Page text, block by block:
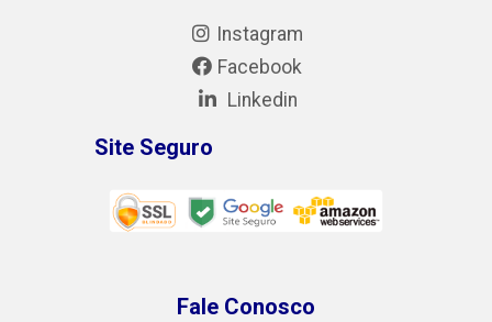
Instagram
Facebook
Linkedin
Site Seguro
Fale Conosco